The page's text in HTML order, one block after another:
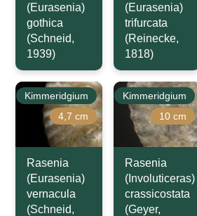
(Eurasenia)
gothica
(Schneid,
1939)
(Eurasenia)
trifurcata
(Reinecke,
1818)
Kimmeridgium
4,7 cm
Rasenia
(Eurasenia)
vernacula
(Schneid,
Kimmeridgium
10 cm
Rasenia
(Involuticeras)
crassicostata
(Geyer,